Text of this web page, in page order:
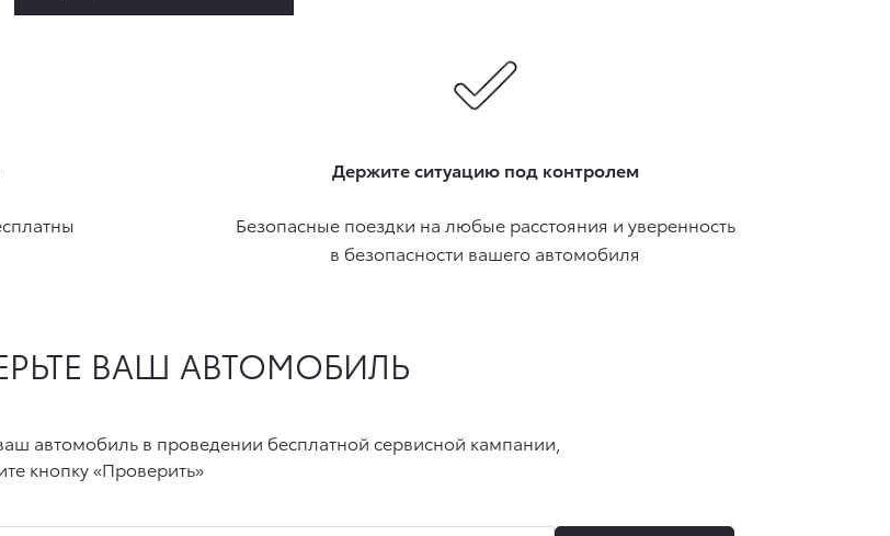
Держите ситуацию под контролем
Безопасные поездки на любые расстояния и уверенность
в безопасности вашего автомобиля